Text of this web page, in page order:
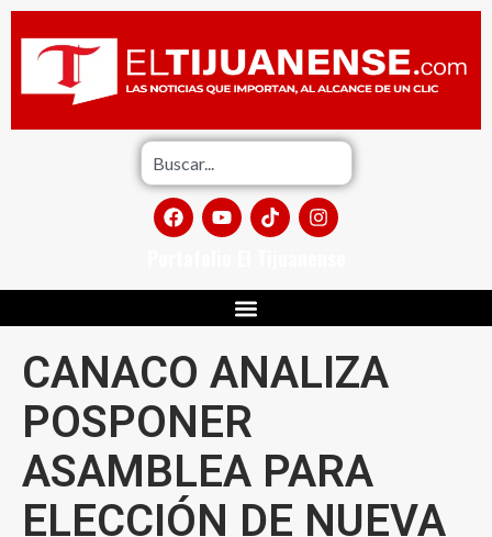
CANACO ANALIZA
POSPONER
ASAMBLEA PARA
ELECCIÓN DE NUEVA